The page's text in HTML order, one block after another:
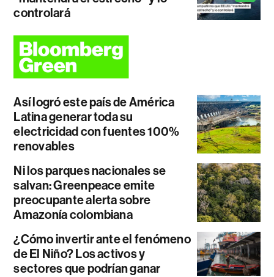
controlará
Así logró este país de América
Latina generar toda su
electricidad con fuentes 100%
renovables
Ni los parques nacionales se
salvan: Greenpeace emite
preocupante alerta sobre
Amazonía colombiana
¿Cómo invertir ante el fenómeno
de El Niño? Los activos y
sectores que podrían ganar